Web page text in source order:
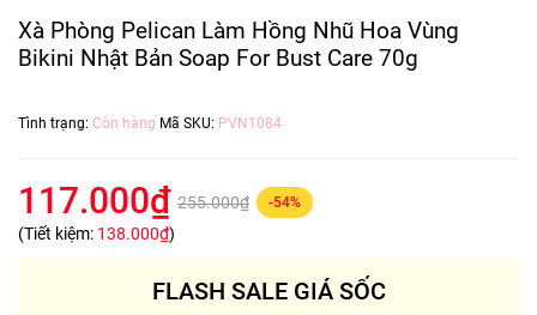
Xà Phòng Pelican Làm Hồng Nhũ Hoa Vùng
Bikini Nhật Bản Soap For Bust Care 70g
Tình trạng: Còn hàng Mã SKU: PVN1084
117.000₫ 255.000₫ -54%
(Tiết kiệm: 138.000₫)
FLASH SALE GIÁ SỐC